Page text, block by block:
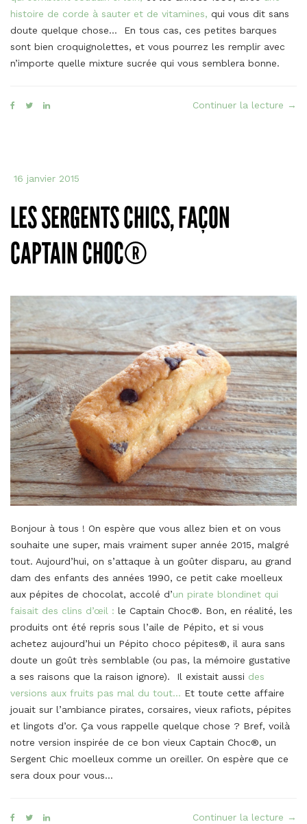
histoire de corde à sauter et de vitamines, qui vous dit sans
doute quelque chose… En tous cas, ces petites barques
sont bien croquignolettes, et vous pourrez les remplir avec
n’importe quelle mixture sucrée qui vous semblera bonne.
Continuer la lecture «
→
16 janvier 2015
LES SERGENTS CHICS, FAÇON
CAPTAIN CHOC®
Bonjour à tous ! On espère que vous allez bien et on vous
souhaite une super, mais vraiment super année 2015, malgré
tout. Aujourd’hui, on s’attaque à un goûter disparu, au grand
dam des enfants des années 1990, ce petit cake moelleux
aux pépites de chocolat, accolé d’un pirate blondinet qui
faisait des clins d’œil : le Captain Choc®. Bon, en réalité, les
produits ont été repris sous l’aile de Pépito, et si vous
achetez aujourd’hui un Pépito choco pépites®, il aura sans
doute un goût très semblable (ou pas, la mémoire gustative
a ses raisons que la raison ignore). Il existait aussi des
versions aux fruits pas mal du tout… Et toute cette affaire
jouait sur l’ambiance pirates, corsaires, vieux rafiots, pépites
et lingots d’or. Ça vous rappelle quelque chose ? Bref, voilà
notre version inspirée de ce bon vieux Captain Choc®, un
Sergent Chic moelleux comme un oreiller. On espère que ce
sera doux pour vous…
Continuer la lecture «
→